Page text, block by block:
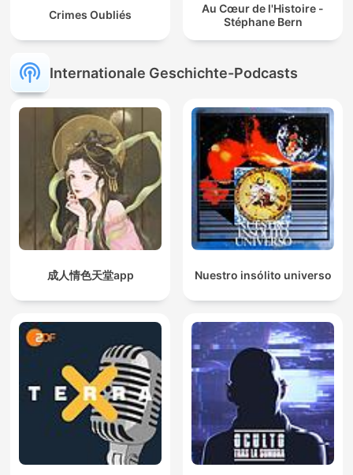
Crimes Oubliés
Au Cœur de l'Histoire -
Stéphane Bern
Internationale Geschichte-Podcasts
成人情色天堂app Nuestro insólito universo